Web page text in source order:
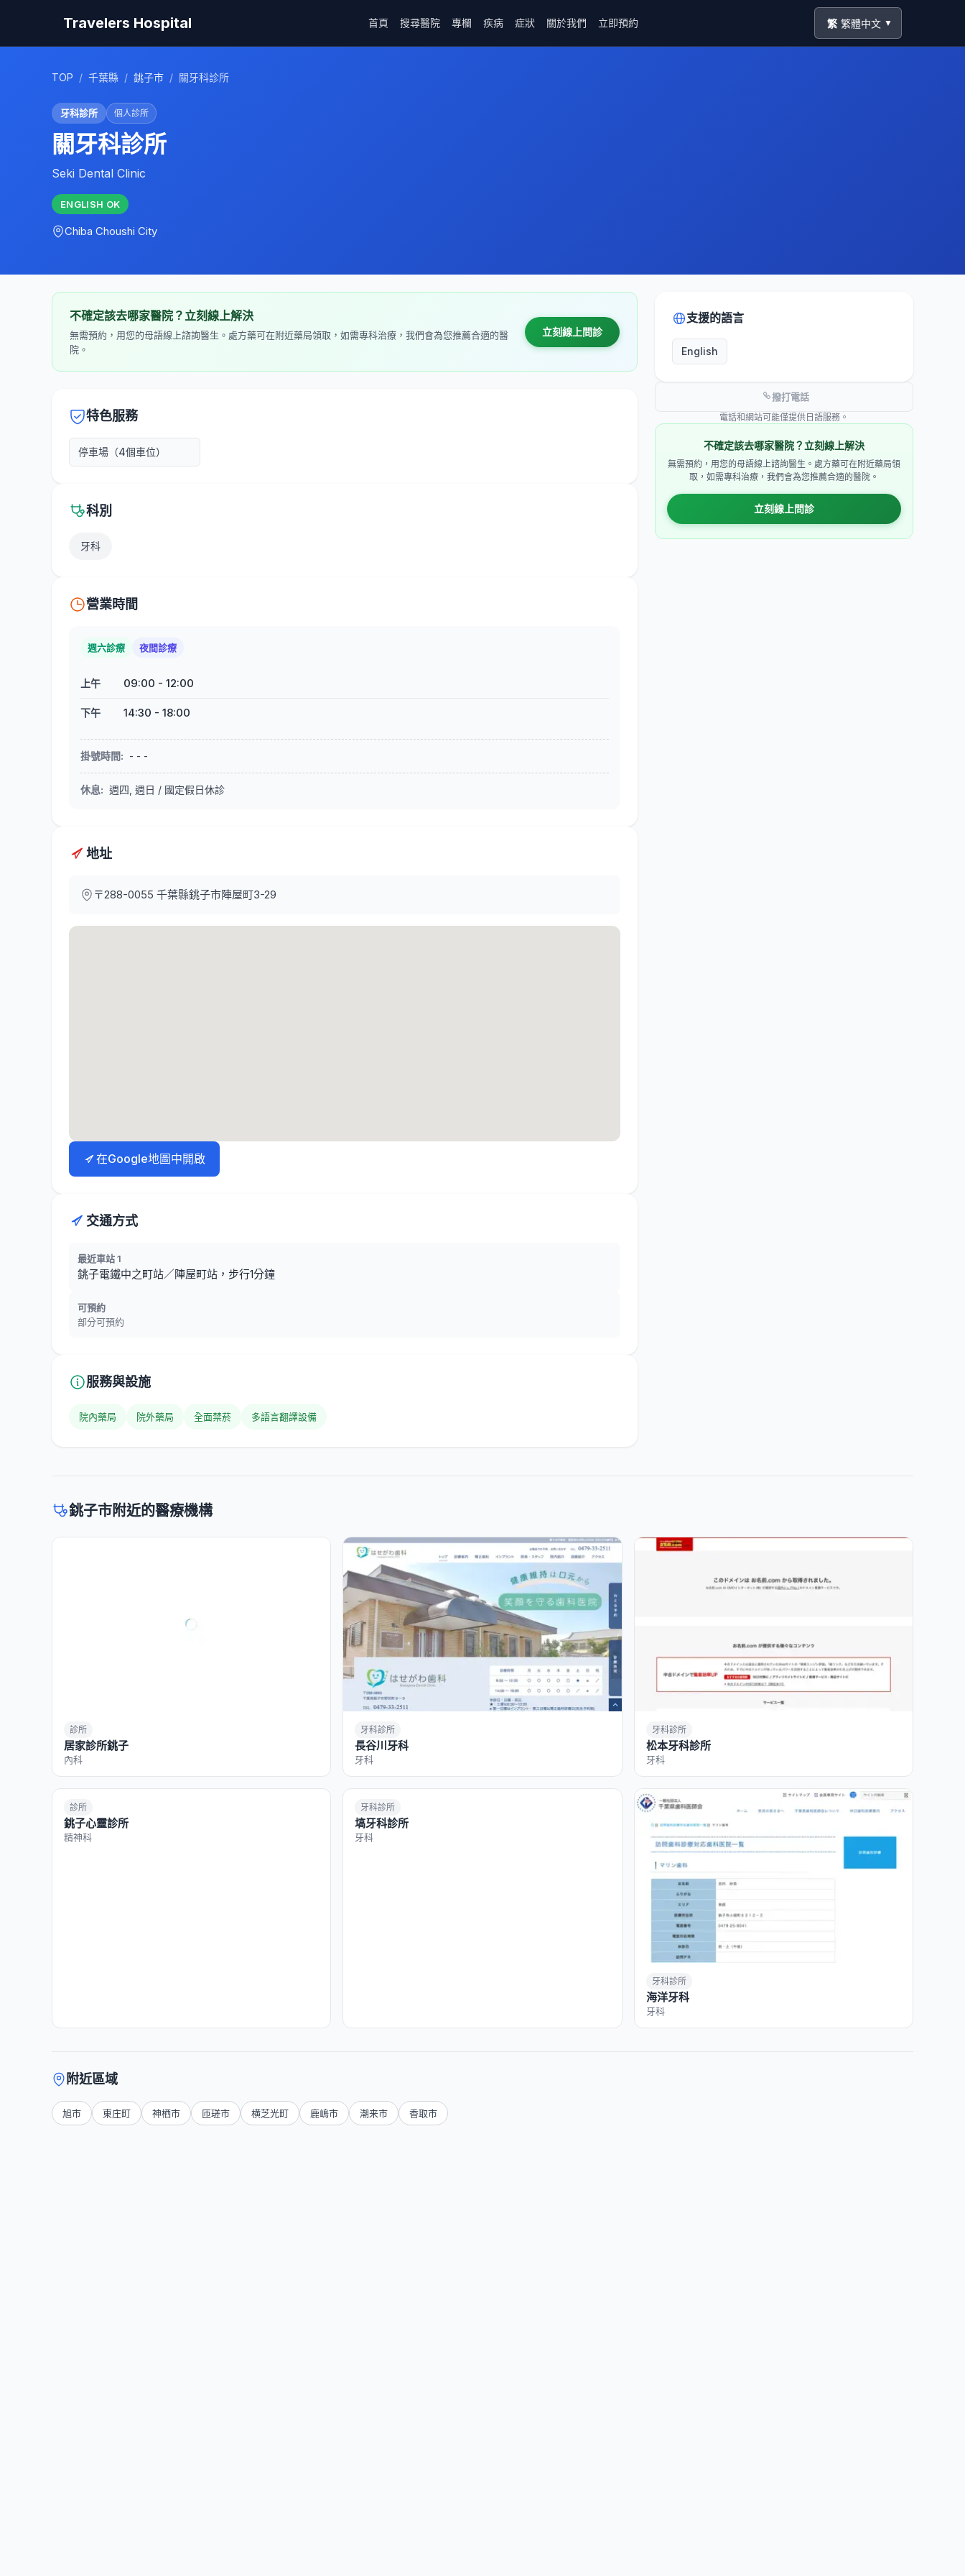
Travelers Hospital 首頁 搜尋醫院 專欄 疾病 症狀 關於我們 立即預約 繁 繁體中文 ▼
TOP / 千葉縣 / 銚子市 / 關牙科診所
牙科診所 個人診所
關牙科診所
Seki Dental Clinic
ENGLISH OK
Chiba Choushi City
不確定該去哪家醫院？立刻線上解決
無需預約，用您的母語線上諮詢醫生。處方藥可在附近藥局領取，如需專科治療，我們會為您推薦合適的醫
院。
立刻線上問診
特色服務
停車場（4個車位）
科別
牙科
營業時間
週六診療 夜間診療
上午 09:00 - 12:00
下午 14:30 - 18:00
掛號時間: - - -
休息: 週四, 週日 / 國定假日休診
地址
〒288-0055 千葉縣銚子市陣屋町3-29
在Google地圖中開啟
交通方式
最近車站 1
銚子電鐵中之町站／陣屋町站，步行1分鐘
可預約
部分可預約
服務與設施
院內藥局 院外藥局 全面禁菸 多語言翻譯設備
支援的語言
English
撥打電話
電話和網站可能僅提供日語服務。
不確定該去哪家醫院？立刻線上解決
無需預約，用您的母語線上諮詢醫生。處方藥可在附近藥局領
取，如需專科治療，我們會為您推薦合適的醫院。
立刻線上問診
銚子市附近的醫療機構
診所
居家診所銚子
內科
牙科診所
長谷川牙科
牙科
牙科診所
松本牙科診所
牙科
診所
銚子心靈診所
精神科
牙科診所
塙牙科診所
牙科
牙科診所
海洋牙科
牙科
附近區域
旭市 東庄町 神栖市 匝瑳市 横芝光町 鹿嶋市 潮来市 香取市